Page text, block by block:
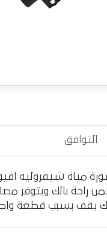
التوافق
راحة بالك وبتوفر
يقف بسبب قطعة